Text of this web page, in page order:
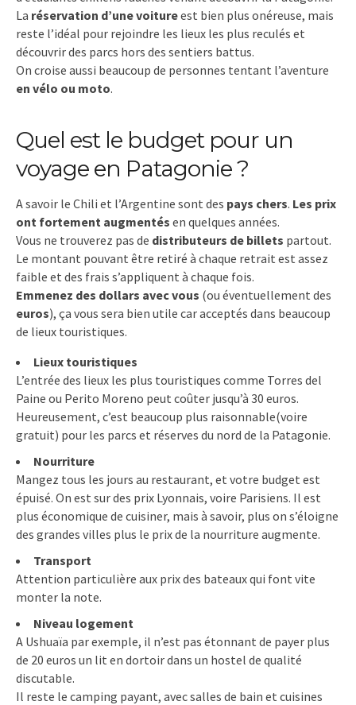
La réservation d’une voitureest bien plus onéreuse, mais
reste l’idéal pour rejoindre les lieux les plus reculés et
découvrir des parcs hors des sentiers battus.
On croise aussi beaucoup de personnes tentant l’aventure
en vélo ou moto.
Quel est le budget pour un
voyage en Patagonie ?
A savoir le Chili et l’Argentine sont des pays chers. Les prix
ont fortement augmentés en quelques années.
Vous ne trouverez pas de distributeurs de billets partout.
Le montant pouvant être retiré à chaque retrait est assez
faible et des frais s’appliquent à chaque fois.
Emmenez des dollars avec vous (ou éventuellement des
euros), ça vous sera bien utile car acceptés dans beaucoup
de lieux touristiques.
Lieux touristiques
L’entrée des lieux les plus touristiques comme Torres del
Paine ou Perito Moreno peut coûter jusqu’à 30 euros.
Heureusement, c’est beaucoup plus raisonnable(voire
gratuit) pour les parcs et réserves du nord de la Patagonie.
Nourriture
Mangez tous les jours au restaurant, et votre budget est
épuisé. On est sur des prix Lyonnais, voire Parisiens. Il est
plus économique de cuisiner, mais à savoir, plus on s’éloigne
des grandes villes plus le prix de la nourriture augmente.
Transport
Attention particulière aux prix des bateaux qui font vite
monter la note.
Niveau logement
A Ushuaïa par exemple, il n’est pas étonnant de payer plus
de 20 euros un lit en dortoir dans un hostel de qualité
discutable.
Il reste le camping payant, avec salles de bain et cuisines